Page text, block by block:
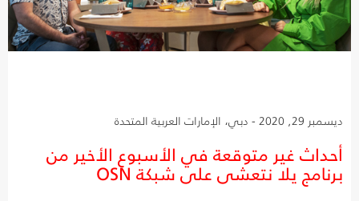
ديسمبر 29, 2020 - دبي، الإمارات العربية المتحدة
أحداث غير متوقعة في الأسبوع الأخير من
برنامج يلا نتعشى على شبكة OSN